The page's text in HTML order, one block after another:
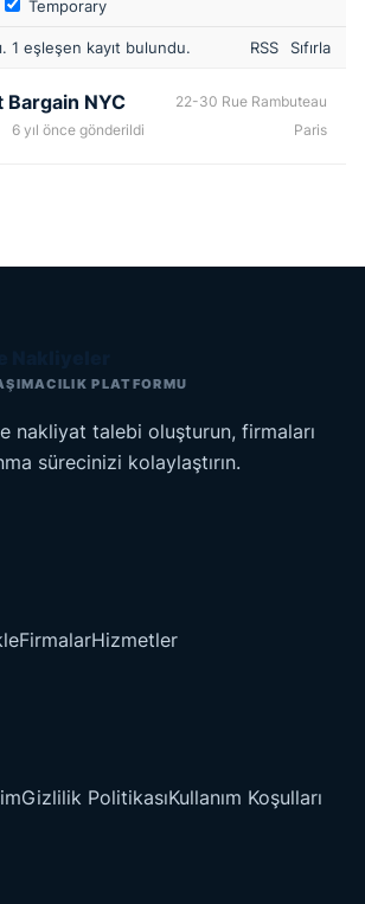
Temporary
1 eşleşen kayıt bulundu. Sıfırla
RSS
Bargain NYC
22-30 Rue Rambuteau
Paris
6 yıl önce gönderildi
PLATFORMU
nakliyat talebi oluşturun, firmaları
sürecinizi kolaylaştırın.
FirmalarHizmetler
Gizlilik PolitikasıKullanım Koşulları